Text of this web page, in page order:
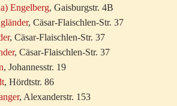
Engelberg, Gaisburgstr. 4B
, Cäsar-Flaischlen-Str. 37
, Cäsar-Flaischlen-Str. 37
, Cäsar-Flaischlen-Str. 37
, Johannesstr. 19
, Hördtstr. 86
, Alexanderstr. 153